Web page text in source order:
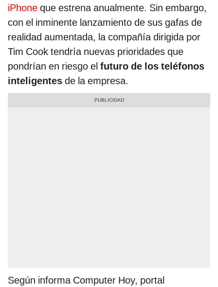
iPhone que estrena anualmente. Sin embargo,
con el inminente lanzamiento de sus gafas de
realidad aumentada, la compañía dirigida por
Tim Cook tendría nuevas prioridades que
pondrían en riesgo el futuro de los teléfonos
inteligentes de la empresa.
Según informa Computer Hoy, portal